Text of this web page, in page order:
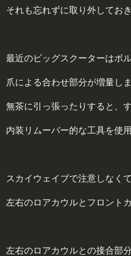
それも忘れずに取り外してお
最近のビッグスクーターはボ
爪による合わせ部分が増量しま
無茶に引っ張ったりすると、
内装リムーバー的な工具を使
スカイウェイブで注意しなく
左右のロアカウルとフロント
左右のロアカウルとの接合部